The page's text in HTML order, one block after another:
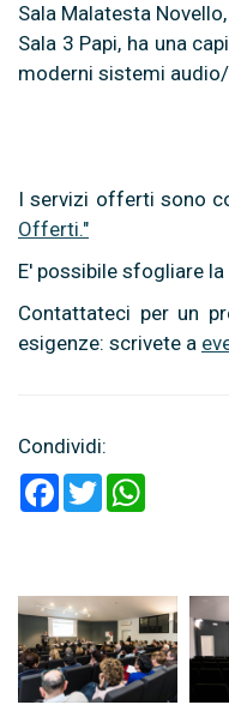
Sala Malatesta
Sala 3 Papi, ha una
moderni sistemi
I servizi offerti sono
Offerti."
E' possibile sfogliare
Contattateci per un
esigenze: scrivete a
Condividi:
Facebook
Twitter